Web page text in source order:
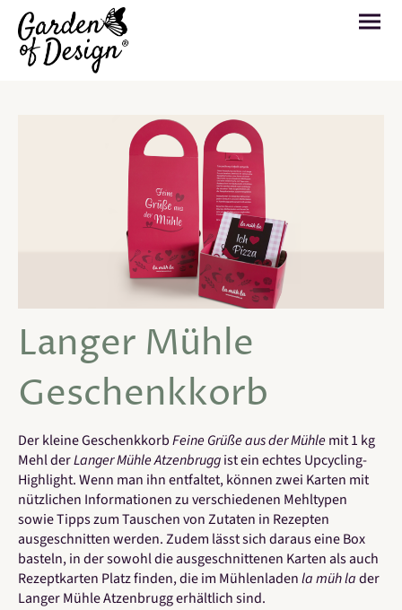
Langer Mühle
Geschenkkorb
Der kleine GeschenkkorbFeine Grüße aus der Mühlemit 1 kg
Mehl derLanger Mühle Atzenbruggist ein echtes Upcycling-
Highlight. Wenn man ihn entfaltet, können zwei Karten mit
nützlichen Informationen zu verschiedenen Mehltypen
sowie Tipps zum Tauschen von Zutaten in Rezepten
ausgeschnitten werden. Zudem lässt sich daraus eine Box
basteln, in der sowohl die ausgeschnittenen Karten als auch
Rezeptkarten Platz finden, die im Mühlenladenla müh lader
Langer Mühle Atzenbrugg erhältlich sind.